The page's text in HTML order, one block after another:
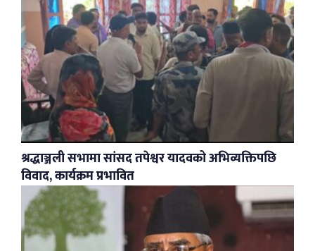
श्रद्धाञ्जली सभामा सांसद तपेश्वर यादवको अभिव्यक्तिपछि
विवाद, कार्यक्रम प्रभावित